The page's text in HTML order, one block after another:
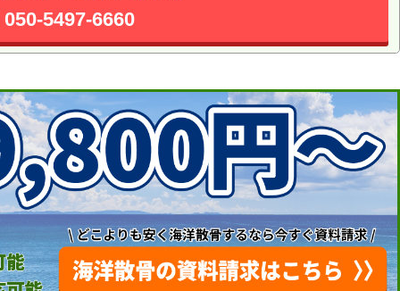
050-5497-6660